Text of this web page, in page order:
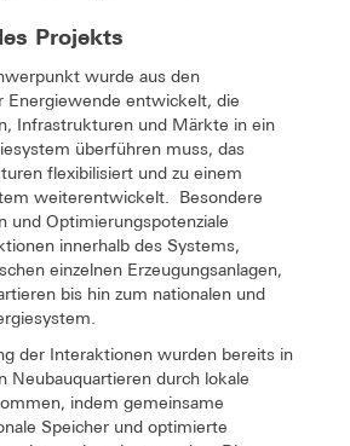
Projekts
wurde aus den
Energiewende entwickelt, die
Infrastrukturen und Märkte in ein
überführen muss, das
flexibilisiert und zu einem
weiterentwickelt. Besondere
und Optimierungspotenziale
innerhalb des Systems,
einzelnen Erzeugungsanlagen,
bis hin zum nationalen und
der Interaktionen wurden bereits in
Neubauquartieren durch lokale
indem gemeinsame
Speicher und optimierte